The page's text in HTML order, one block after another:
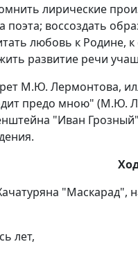
лирические
поэта; воссоздать
любовь к Родине,
развитие речи
М.Ю. Лермонтова,
предо мною" (М.Ю.
"Иван
"Маскарад",
лет,